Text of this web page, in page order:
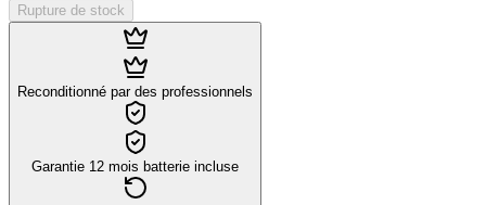
Rupture de stock
Reconditionné par des professionnels
Garantie 12 mois batterie incluse